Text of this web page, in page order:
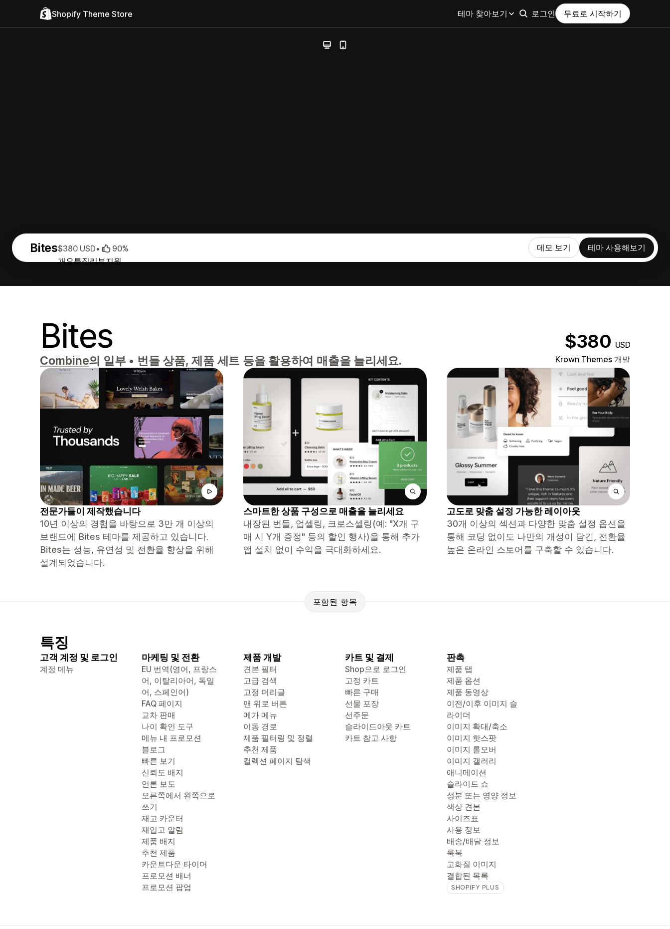
Shopify Theme Store 테마 찾아보기 로그인 무료로 시작하기
Bites
개요특징리뷰지원
$380 USD• 90% 데모 보기 테마 사용해보기
Bites $380 USD
Combine의 일부 • 번들 상품, 제품 세트 등을 활용하여 매출을 늘리세요. Krown Themes 개발
전문가들이 제작했습니다
10년 이상의 경험을 바탕으로 3만 개 이상의
브랜드에 Bites 테마를 제공하고 있습니다.
Bites는 성능, 유연성 및 전환율 향상을 위해
설계되었습니다.
스마트한 상품 구성으로 매출을 늘리세요
내장된 번들, 업셀링, 크로스셀링(예: "X개 구
매 시 Y개 증정" 등의 할인 행사)을 통해 추가
앱 설치 없이 수익을 극대화하세요.
고도로 맞춤 설정 가능한 레이아웃
30개 이상의 섹션과 다양한 맞춤 설정 옵션을
통해 코딩 없이도 나만의 개성이 담긴, 전환율
높은 온라인 스토어를 구축할 수 있습니다.
포함된 항목
특징
고객 계정 및 로그인
계정 메뉴
마케팅 및 전환
EU 번역(영어, 프랑스
어, 이탈리아어, 독일
어, 스페인어)
FAQ 페이지
교차 판매
나이 확인 도구
메뉴 내 프로모션
블로그
빠른 보기
신뢰도 배지
언론 보도
오른쪽에서 왼쪽으로
쓰기
재고 카운터
재입고 알림
제품 배지
추천 제품
카운트다운 타이머
프로모션 배너
프로모션 팝업
제품 개발
견본 필터
고급 검색
고정 머리글
맨 위로 버튼
메가 메뉴
이동 경로
제품 필터링 및 정렬
추천 제품
컬렉션 페이지 탐색
카트 및 결제
Shop으로 로그인
고정 카트
빠른 구매
선물 포장
선주문
슬라이드아웃 카트
카트 참고 사항
판촉
제품 탭
제품 옵션
제품 동영상
이전/이후 이미지 슬
라이더
이미지 확대/축소
이미지 핫스팟
이미지 롤오버
이미지 갤러리
애니메이션
슬라이드 쇼
성분 또는 영양 정보
색상 견본
사이즈표
사용 정보
배송/배달 정보
룩북
고화질 이미지
결합된 목록
SHOPIFY PLUS